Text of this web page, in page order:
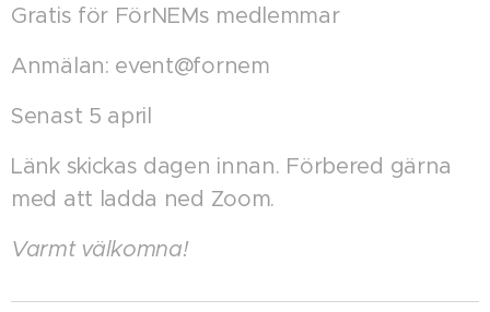
Gratis för FörNEMs medlemmar
Anmälan: event@fornem
Senast 5 april
Länk skickas dagen innan. Förbered gärna
med att ladda ned Zoom.
Varmt välkomna!